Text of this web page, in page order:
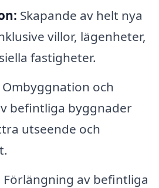
Skapande av helt nya
villor, lägenheter,
fastigheter.
Ombyggnation och
befintliga byggnader
utseende och
Förlängning av befintliga